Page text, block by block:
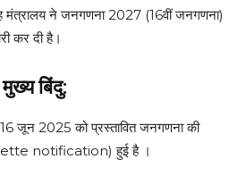
मंत्रालय ने जनगणना 2027 (16वीं जनगणना)
कर दी है।
बिंदु:
जून 2025 को प्रस्तावित जनगणना की
notification) हुई है ।